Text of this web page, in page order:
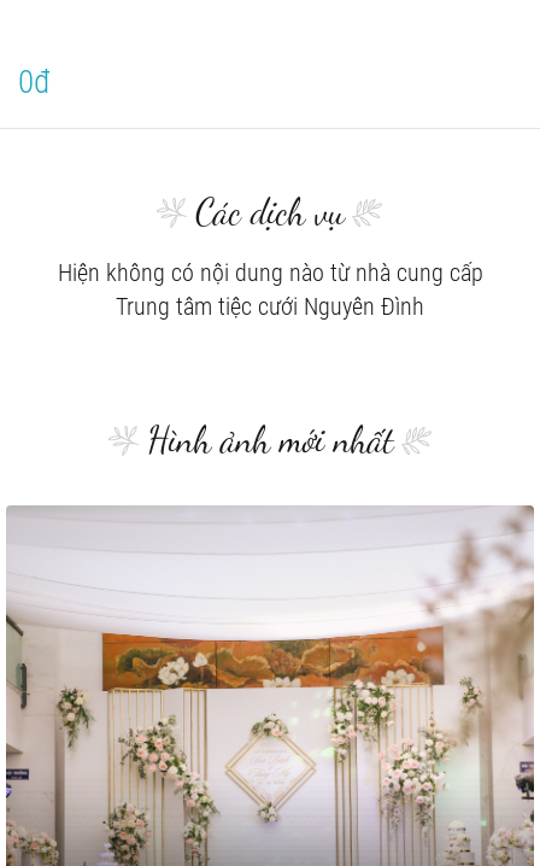
0đ
Các dịch vụ
Hiện không có nội dung nào từ nhà cung cấp
Trung tâm tiệc cưới Nguyên Đình
Hình ảnh mới nhất